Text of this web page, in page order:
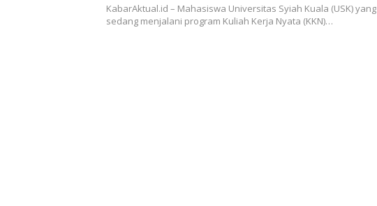
KabarAktual.id – Mahasiswa Universitas Syiah Kuala (USK) yang
sedang menjalani program Kuliah Kerja Nyata (KKN)…